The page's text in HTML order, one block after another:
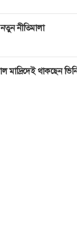
নতুন নীতিমালা
মাদ্রিদেই থাকছেন